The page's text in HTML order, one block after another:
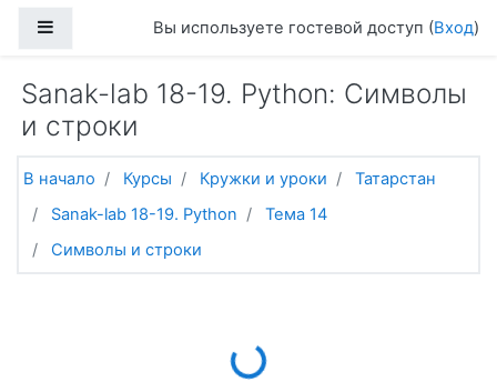
Боковая панельВы используете гостевой доступ (Вход)
Sanak-lab 18-19. Python: Символы
и строки
В начало Курсы Кружки и уроки
Татарстан
Sanak-lab 18-19. Python
Тема 14
Символы и строки
Loading...